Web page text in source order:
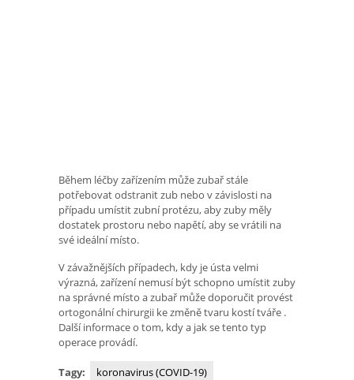
Během léčby zařízením může zubař stále
potřebovat odstranit zub nebo v závislosti na
případu umístit zubní protézu, aby zuby měly
dostatek prostoru nebo napětí, aby se vrátili na
své ideální místo.
V závažnějších případech, kdy je ústa velmi
výrazná, zařízení nemusí být schopno umístit zuby
na správné místo a zubař může doporučit provést
ortogonální chirurgii ke změně tvaru kostí tváře .
Další informace o tom, kdy a jak se tento typ
operace provádí.
Tagy:
koronavirus (COVID-19)